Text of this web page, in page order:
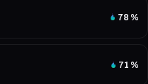
78 %
71 %